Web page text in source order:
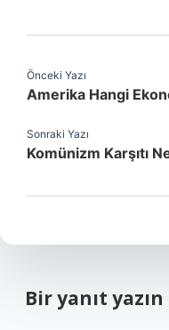
Önceki Yazı
Amerika Hangi
Sonraki Yazı
Komünizm Karşıtı
Bir yanıt yazın